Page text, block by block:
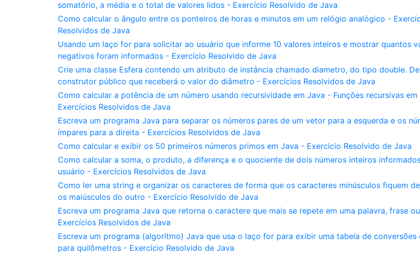
somatório, a média e o total de valores lidos - Exercício Resolvido de Java
Como calcular o ângulo entre os ponteiros de horas e minutos em um relógio analógico -
Resolvidos de Java
Usando um laço for para solicitar ao usuário que informe 10 valores inteiros e mostrar quantos
negativos foram informados - Exercício Resolvido de Java
Crie uma classe Esfera contendo um atributo de instância chamado diametro, do tipo double.
construtor público que receberá o valor do diâmetro - Exercícios Resolvidos de Java
Como calcular a potência de um número usando recursividade em Java - Funções recursivas
Exercícios Resolvidos de Java
Escreva um programa Java para separar os números pares de um vetor para a esquerda e os
ímpares para a direita - Exercícios Resolvidos de Java
Como calcular e exibir os 50 primeiros números primos em Java - Exercício Resolvido de Java
Como calcular a soma, o produto, a diferença e o quociente de dois números inteiros
usuário - Exercícios Resolvidos de Java
Como ler uma string e organizar os caracteres de forma que os caracteres minúsculos fiquem
os maiúsculos do outro - Exercício Resolvido de Java
Escreva um programa Java que retorna o caractere que mais se repete em uma palavra, frase
Exercícios Resolvidos de Java
Escreva um programa (algorítmo) Java que usa o laço for para exibir uma tabela de conversões
para quilômetros - Exercício Resolvido de Java